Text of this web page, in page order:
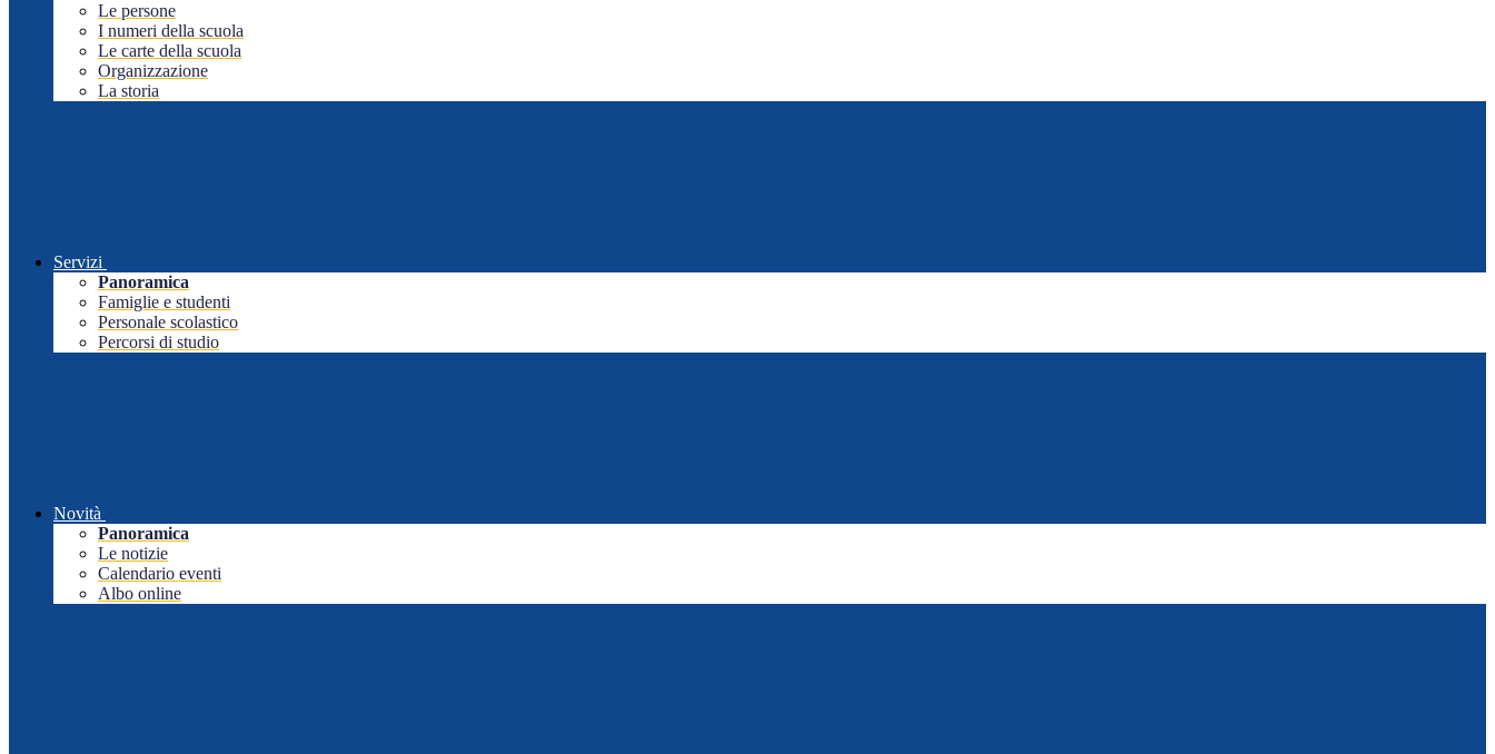
Le persone
I numeri della scuola
Le carte della scuola
Organizzazione
La storia
Servizi
Panoramica
Famiglie e studenti
Personale scolastico
Percorsi di studio
Novità
Panoramica
Le notizie
Calendario eventi
Albo online